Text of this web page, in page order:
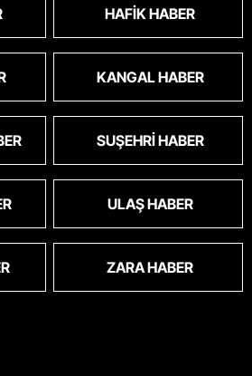
HAFIK HABER
KANGAL HABER
SUŞEHRI HABER
ULAŞ HABER
ZARA HABER